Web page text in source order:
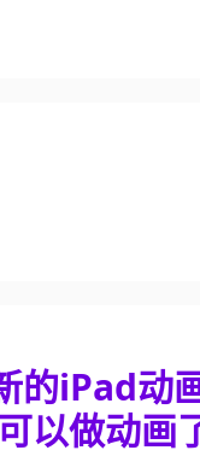
的iPad动
以做动画